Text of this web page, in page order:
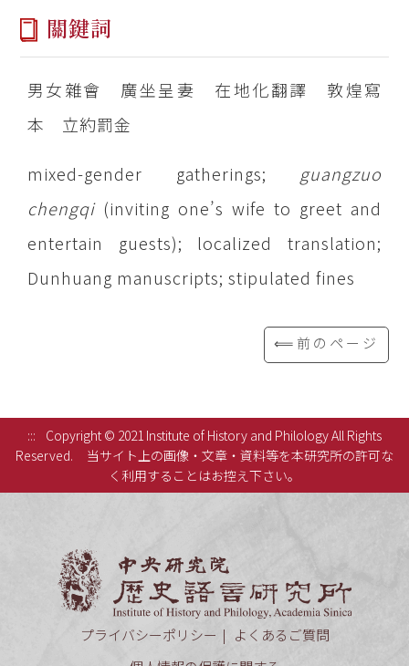
關鍵詞
男女雜會 廣坐呈妻 在地化翻譯 敦煌寫
本 立約罰金
mixed-gender gatherings; guangzuo
chengqi(inviting one’s wife to greet and
entertain guests); localized translation;
Dunhuang manuscripts; stipulated fines
⟸前のページ
:::
Copyright © 2021 Institute of History and Philology All Rights
Reserved.
当サイト上の画像・文章・資料等を本研究所の許可な
く利用することはお控え下さい。
プライバシーポリシー
よくあるご質問